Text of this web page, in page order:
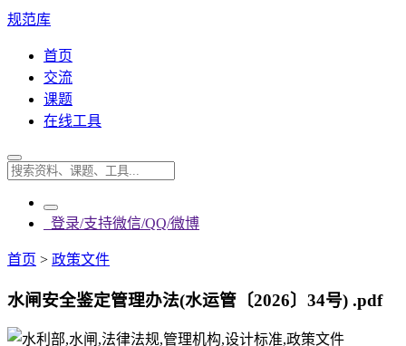
规范库
首页
交流
课题
在线工具
登录/支持微信/QQ/微博
首页 > 政策文件
水闸安全鉴定管理办法(水运管〔2026〕34号) .pdf